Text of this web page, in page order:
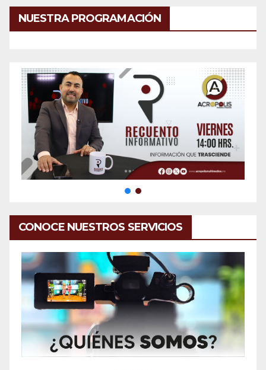
NUESTRA PROGRAMACIÓN
CONOCE NUESTROS SERVICIOS